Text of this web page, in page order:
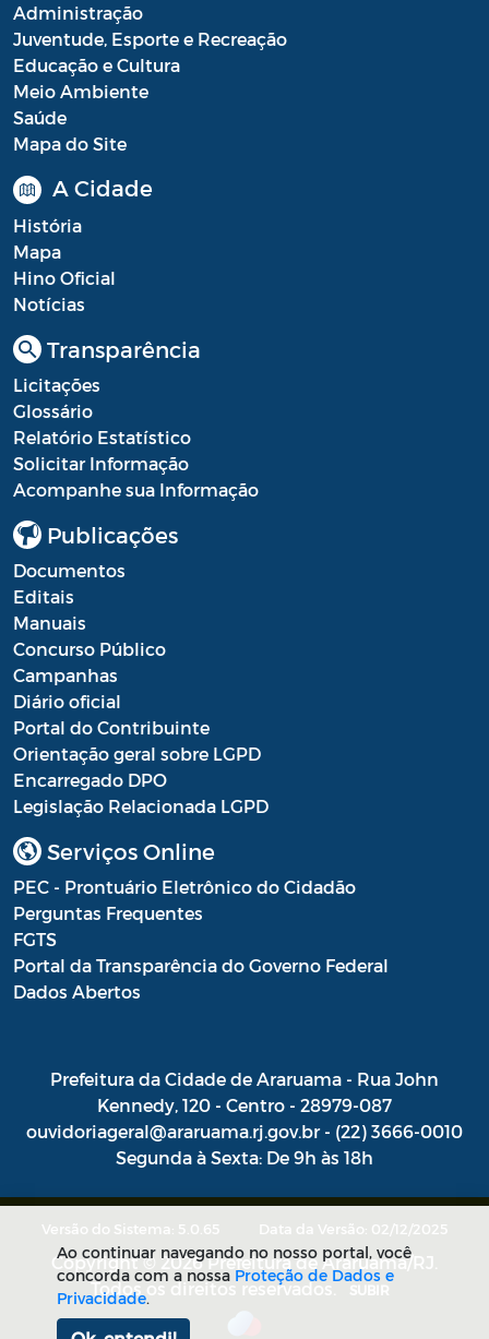
Administração
Juventude, Esporte e Recreação
Educação e Cultura
Meio Ambiente
Saúde
Mapa do Site
A Cidade
História
Mapa
Hino Oficial
Notícias
Transparência
Licitações
Glossário
Relatório Estatístico
Solicitar Informação
Acompanhe sua Informação
Publicações
Documentos
Editais
Manuais
Concurso Público
Campanhas
Diário oficial
Portal do Contribuinte
Orientação geral sobre LGPD
Encarregado DPO
Legislação Relacionada LGPD
Serviços Online
PEC - Prontuário Eletrônico do Cidadão
Perguntas Frequentes
FGTS
Portal da Transparência do Governo Federal
Dados Abertos
Prefeitura da Cidade de Araruama - Rua John
Kennedy, 120 - Centro - 28979-087
ouvidoriageral@araruama.rj.gov.br - (22) 3666-0010
Segunda à Sexta: De 9h às 18h
Versão do Sistema: 5.0.65 Data da Versão: 02/12/2025
Copyright © 2026 Prefeitura de Araruama/RJ.
Todos os direitos reservados.
SUBIR
Ao continuar navegando no nosso portal, você
concorda com a nossaProteção de Dados e
Privacidade.